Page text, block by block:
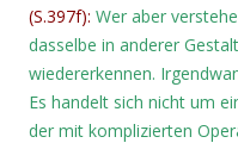
(S.397f): Wer aber
dasselbe in anderer
wiedererkennen.
Es handelt sich nicht um
der mit komplizierten